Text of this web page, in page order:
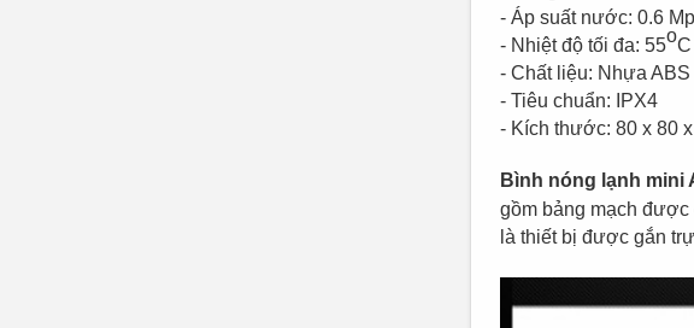
- Áp suất nước: 0.6
- Nhiệt độ tối đa: 55oC
- Chất liệu: Nhựa ABS
- Tiêu chuẩn: IPX4
- Kích thước: 80 x 80
Bình nóng lạnh mini
gồm bảng mạch
là thiết bị được gắn